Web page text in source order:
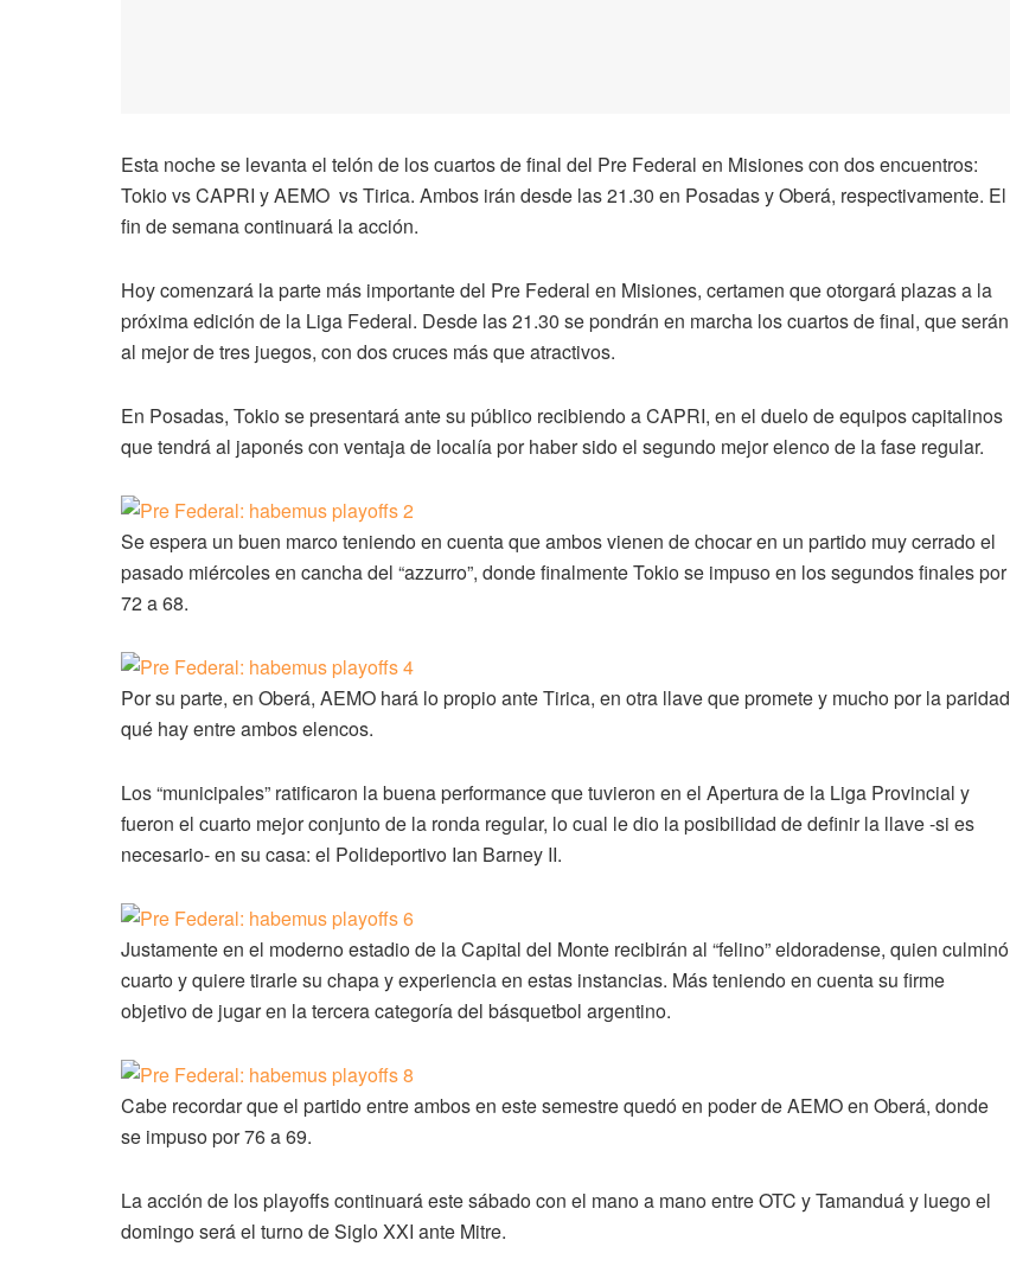
Esta noche se levanta el telón de los cuartos de final del Pre Federal en Misiones con dos encuentros:
Tokio vs CAPRI y AEMO vs Tirica. Ambos irán desde las 21.30 en Posadas y Oberá, respectivamente. El
fin de semana continuará la acción.
Hoy comenzará la parte más importante del Pre Federal en Misiones, certamen que otorgará plazas a la
próxima edición de la Liga Federal. Desde las 21.30 se pondrán en marcha los cuartos de final, que serán
al mejor de tres juegos, con dos cruces más que atractivos.
En Posadas, Tokio se presentará ante su público recibiendo a CAPRI, en el duelo de equipos capitalinos
que tendrá al japonés con ventaja de localía por haber sido el segundo mejor elenco de la fase regular.
Se espera un buen marco teniendo en cuenta que ambos vienen de chocar en un partido muy cerrado el
pasado miércoles en cancha del “azzurro”, donde finalmente Tokio se impuso en los segundos finales por
72 a 68.
Por su parte, en Oberá, AEMO hará lo propio ante Tirica, en otra llave que promete y mucho por la paridad
qué hay entre ambos elencos.
Los “municipales” ratificaron la buena performance que tuvieron en el Apertura de la Liga Provincial y
fueron el cuarto mejor conjunto de la ronda regular, lo cual le dio la posibilidad de definir la llave -si es
necesario- en su casa: el Polideportivo Ian Barney II.
Justamente en el moderno estadio de la Capital del Monte recibirán al “felino” eldoradense, quien culminó
cuarto y quiere tirarle su chapa y experiencia en estas instancias. Más teniendo en cuenta su firme
objetivo de jugar en la tercera categoría del básquetbol argentino.
Cabe recordar que el partido entre ambos en este semestre quedó en poder de AEMO en Oberá, donde
se impuso por 76 a 69.
La acción de los playoffs continuará este sábado con el mano a mano entre OTC y Tamanduá y luego el
domingo será el turno de Siglo XXI ante Mitre.